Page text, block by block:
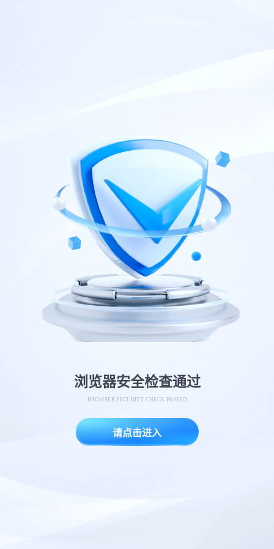
浏览器安全检查通过
BROWSER SECURITY CHECK PASSED
请点击进入